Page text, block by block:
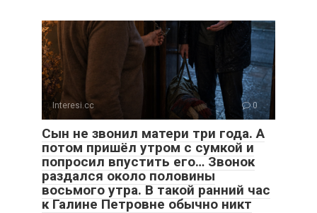
Interesi.cc 0
Сын не звонил матери три года. А
потом пришёл утром с сумкой и
попросил впустить его… Звонок
раздался около половины
восьмого утра. В такой ранний час
к Галине Петровне обычно никт